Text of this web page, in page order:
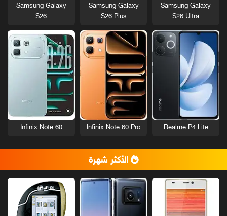
Samsung Galaxy
S26 Ultra
Samsung Galaxy
S26 Plus
Samsung Galaxy
S26
Realme P4 Lite
Infinix Note 60 Pro
Infinix Note 60
الأكثر شهرة